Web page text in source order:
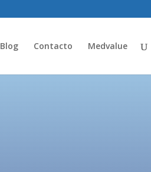
Blog Contacto Medvalue